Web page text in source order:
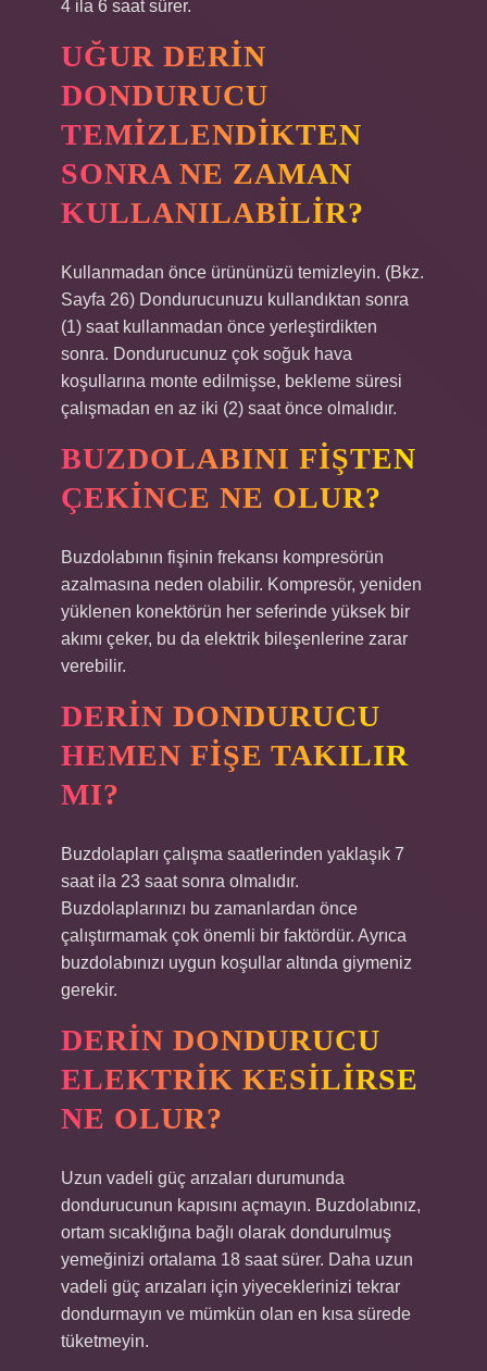
4 ila 6 saat sürer.
UĞUR DERIN
DONDURUCU
TEMIZLENDIKTEN
SONRA NE ZAMAN
KULLANILABILIR?
Kullanmadan önce ürününüzü temizleyin. (Bkz.
Sayfa 26) Dondurucunuzu kullandıktan sonra
(1) saat kullanmadan önce yerleştirdikten
sonra. Dondurucunuz çok soğuk hava
koşullarına monte edilmişse, bekleme süresi
çalışmadan en az iki (2) saat önce olmalıdır.
BUZDOLABINI FIŞTEN
ÇEKINCE NE OLUR?
Buzdolabının fişinin frekansı kompresörün
azalmasına neden olabilir. Kompresör, yeniden
yüklenen konektörün her seferinde yüksek bir
akımı çeker, bu da elektrik bileşenlerine zarar
verebilir.
DERIN DONDURUCU
HEMEN FIŞE TAKILIR
MI?
Buzdolapları çalışma saatlerinden yaklaşık 7
saat ila 23 saat sonra olmalıdır.
Buzdolaplarınızı bu zamanlardan önce
çalıştırmamak çok önemli bir faktördür. Ayrıca
buzdolabınızı uygun koşullar altında giymeniz
gerekir.
DERIN DONDURUCU
ELEKTRIK KESILIRSE
NE OLUR?
Uzun vadeli güç arızaları durumunda
dondurucunun kapısını açmayın. Buzdolabınız,
ortam sıcaklığına bağlı olarak dondurulmuş
yemeğinizi ortalama 18 saat sürer. Daha uzun
vadeli güç arızaları için yiyeceklerinizi tekrar
dondurmayın ve mümkün olan en kısa sürede
tüketmeyin.